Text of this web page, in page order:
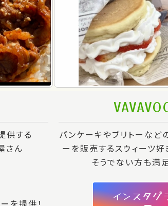
供する
さん
を提供！
パンケーキやブリトーなど
ーを販売するスウィーツ
そうでない方も満足
インスタグ